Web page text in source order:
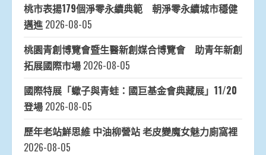
桃市表揚179個淨零永續典範 朝淨零永續城市穩健
邁進 2026-08-05
桃園青創博覽會暨生醫新創媒合博覽會 助青年新創
拓展國際市場 2026-08-05
國際特展「蠍子與青蛙：國巨基金會典藏展」11/20
登場 2026-08-05
歷年老站鮮思維 中油柳營站 老皮變魔女魅力廁窩裡
2026-08-05